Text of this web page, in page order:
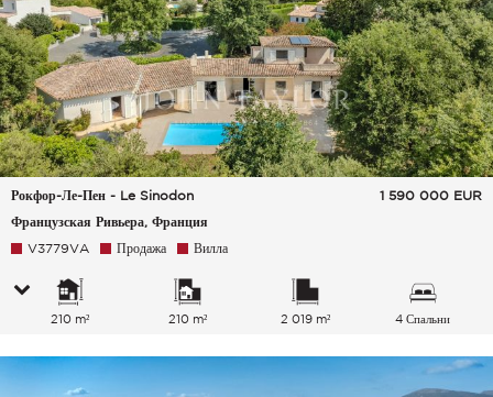
Рокфор-Ле-Пен - Le Sinodon
Французская Ривьера, Франция
1 590 000 EUR
V3779VA Продажа Вилла
210 m² 210 m² 2 019 m² 4 Спальни